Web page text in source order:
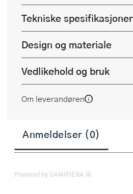
Tekniske spesifikasjoner
Design og materiale
Vedlikehold og bruk
Om leverandøren
Anmeldelser (0)
Powered by GAMIFIERA.®